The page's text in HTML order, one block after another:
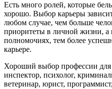
Есть много ролей, которые
хорошо. Выбор карьеры
любом случае, чем больше
приоритеты в личной жизни, а
полномочиях, тем более
карьере.
Хороший выбор профессии для
инспектор, психолог,
ветеринар, юрист,